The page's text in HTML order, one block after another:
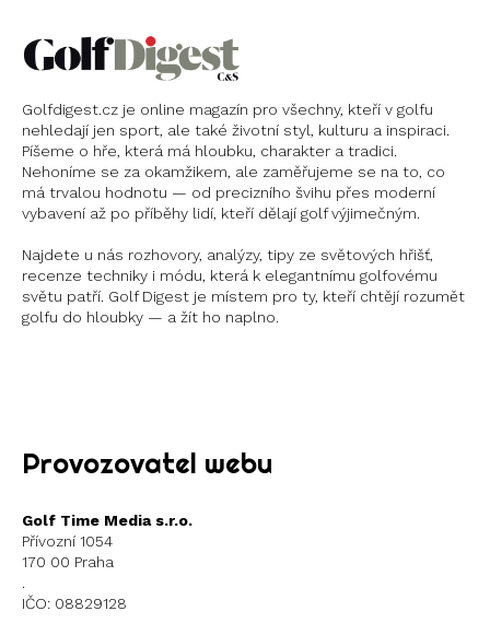
Golfdigest.cz je online magazín pro všechny, kteří v golfu
nehledají jen sport, ale také životní styl, kulturu a inspiraci.
Píšeme o hře, která má hloubku, charakter a tradici.
Nehoníme se za okamžikem, ale zaměřujeme se na to, co
má trvalou hodnotu — od precizního švihu přes moderní
vybavení až po příběhy lidí, kteří dělají golf výjimečným.
Najdete u nás rozhovory, analýzy, tipy ze světových hřišť,
recenze techniky i módu, která k elegantnímu golfovému
světu patří. Golf Digest je místem pro ty, kteří chtějí rozumět
golfu do hloubky — a žít ho naplno.
Provozovatel webu
Golf Time Media s.r.o.
Přívozní 1054
170 00 Praha
.
IČO: 08829128